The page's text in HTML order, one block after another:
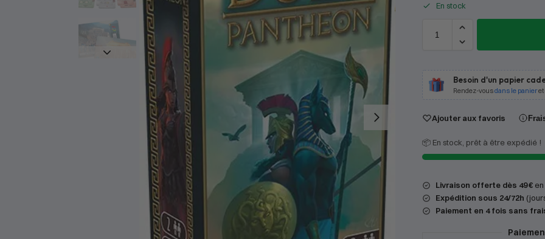
En stock
Besoin d'un papier
Rendez-vousdans le panieret
Ajouter aux favoris
📦 En stock, prêt à être expédié !
Livraison offerte dès 49 €en
Expédition sous 24/72h
Paiement en 4 fois sans